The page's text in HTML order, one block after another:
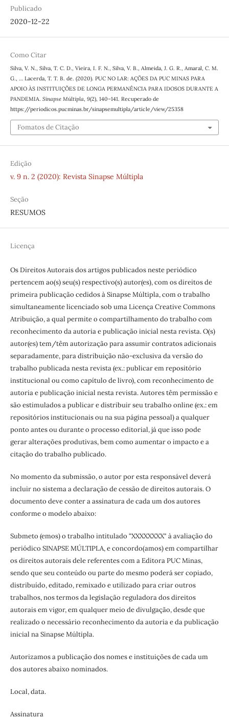
Publicado
2020-12-22
Como Citar
Silva, V. N., Silva, T. C. D., Vieira, I. F. N., Silva, V. B., Almeida, J. G. R., Amaral, C. M.
G., … Lacerda, T. T. B. de. (2020). PUC NO LAR: AÇÕES DA PUC MINAS PARA
APOIO ÀS INSTITUIÇÕES DE LONGA PERMANÊNCIA PARA IDOSOS DURANTE A
PANDEMIA. Sinapse Múltipla, 9(2), 140–141. Recuperado de
https://periodicos.pucminas.br/sinapsemultipla/article/view/25358
Fomatos de Citação
Edição
v. 9 n. 2 (2020): Revista Sinapse Múltipla
Seção
RESUMOS
Licença
Os Direitos Autorais dos artigos publicados neste periódico
pertencem ao(s) seu(s) respectivo(s) autor(es), com os direitos de
primeira publicação cedidos à Sinapse Múltipla, com o trabalho
simultaneamente licenciado sob uma Licença Creative Commons
Atribuição, a qual permite o compartilhamento do trabalho com
reconhecimento da autoria e publicação inicial nesta revista. O(s)
autor(es) tem/têm autorização para assumir contratos adicionais
separadamente, para distribuição não-exclusiva da versão do
trabalho publicada nesta revista (ex.: publicar em repositório
institucional ou como capítulo de livro), com reconhecimento de
autoria e publicação inicial nesta revista. Autores têm permissão e
são estimulados a publicar e distribuir seu trabalho online (ex.: em
repositórios institucionais ou na sua página pessoal) a qualquer
ponto antes ou durante o processo editorial, já que isso pode
gerar alterações produtivas, bem como aumentar o impacto e a
citação do trabalho publicado.
No momento da submissão, o autor por esta responsável deverá
incluir no sistema a declaração de cessão de direitos autorais. O
documento deve conter a assinatura de cada um dos autores
conforme o modelo abaixo:
Submeto (emos) o trabalho intitulado “XXXXXXXX" à avaliação do
periódico SINAPSE MÚLTIPLA, e concordo(amos) em compartilhar
os direitos autorais dele referentes com a Editora PUC Minas,
sendo que seu conteúdo ou parte do mesmo poderá ser copiado,
distribuído, editado, remixado e utilizado para criar outros
trabalhos, nos termos da legislação reguladora dos direitos
autorais em vigor, em qualquer meio de divulgação, desde que
realizado o necessário reconhecimento da autoria e da publicação
inicial na Sinapse Múltipla.
Autorizamos a publicação dos nomes e instituições de cada um
dos autores abaixo nominados.
Local, data.
Assinatura